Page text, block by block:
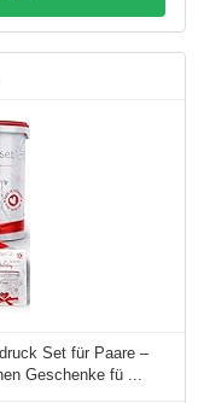
Set für Paare –
Geschenke fü ...